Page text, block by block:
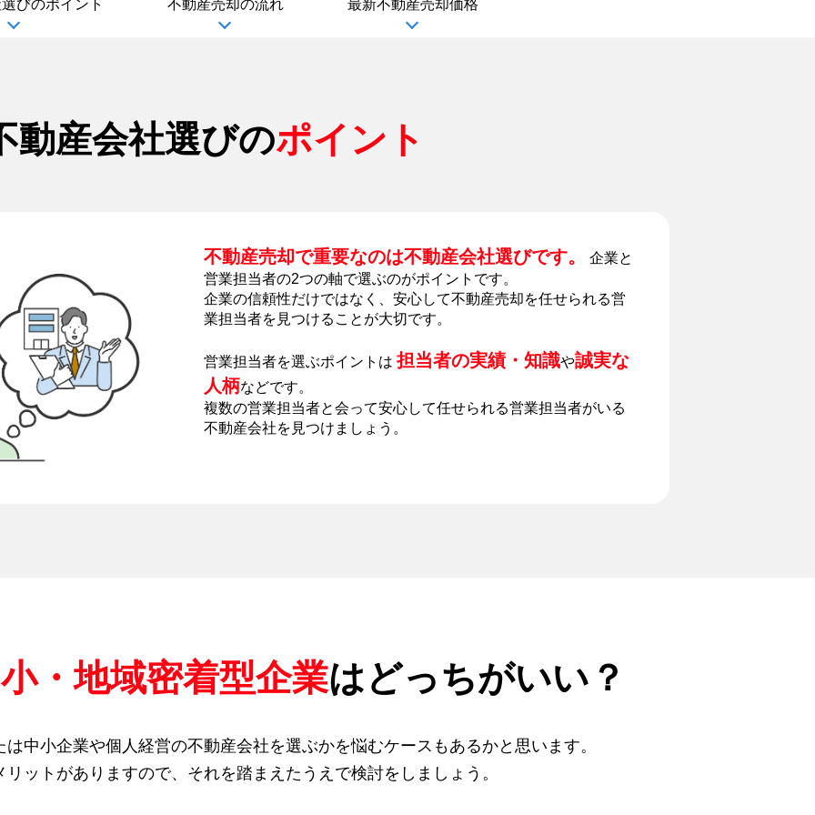
びのポイント 不動産売却の流れ 最新不動産売却価格
動産会社選びのポイント
不動産売却で重要なのは不動産会社選びです。
企業と
営業担当者の2つの軸で選ぶのがポイントです。
企業の信頼性だけではなく、安心して不動産売却を任せられる営
業担当者を見つけることが大切です。
営業担当者を選ぶポイントは 担当者の実績・知識や誠実な
人柄などです。
複数の営業担当者と会って安心して任せられる営業担当者がいる
不動産会社を見つけましょう。
・地域密着型企業はどっちがいい？
中小企業や個人経営の不動産会社を選ぶかを悩むケースもあるかと思います。
リットがありますので、それを踏まえたうえで検討をしましょう。